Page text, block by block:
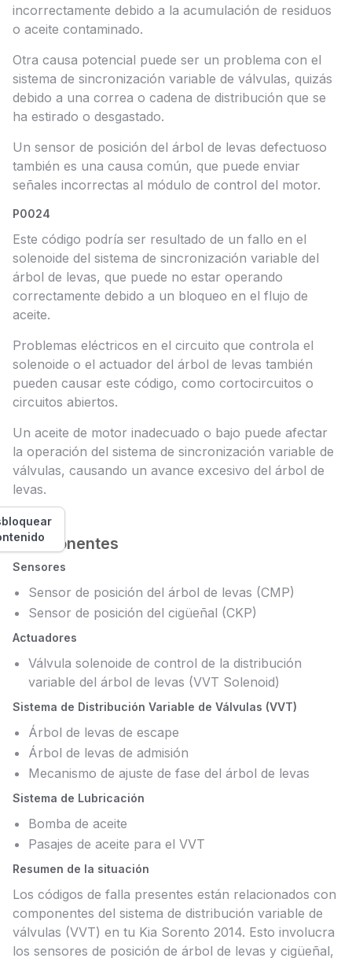
incorrectamente debido a la acumulación de residuos
o aceite contaminado.
Otra causa potencial puede ser un problema con el
sistema de sincronización variable de válvulas, quizás
debido a una correa o cadena de distribución que se
ha estirado o desgastado.
Un sensor de posición del árbol de levas defectuoso
también es una causa común, que puede enviar
señales incorrectas al módulo de control del motor.
P0024
Este código podría ser resultado de un fallo en el
solenoide del sistema de sincronización variable del
árbol de levas, que puede no estar operando
correctamente debido a un bloqueo en el flujo de
aceite.
Problemas eléctricos en el circuito que controla el
solenoide o el actuador del árbol de levas también
pueden causar este código, como cortocircuitos o
circuitos abiertos.
Un aceite de motor inadecuado o bajo puede afectar
la operación del sistema de sincronización variable de
válvulas, causando un avance excesivo del árbol de
levas.
Componentes
Sensores
Sensor de posición del árbol de levas (CMP)
Sensor de posición del cigüeñal (CKP)
Actuadores
Válvula solenoide de control de la distribución
variable del árbol de levas (VVT Solenoid)
Sistema de Distribución Variable de Válvulas (VVT)
Árbol de levas de escape
Árbol de levas de admisión
Mecanismo de ajuste de fase del árbol de levas
Sistema de Lubricación
Bomba de aceite
Pasajes de aceite para el VVT
Resumen de la situación
Los códigos de falla presentes están relacionados con
componentes del sistema de distribución variable de
válvulas (VVT) en tu Kia Sorento 2014. Esto involucra
los sensores de posición de árbol de levas y cigüeñal,